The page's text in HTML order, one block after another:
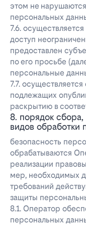
этом не
персональных
7.6.
доступ
предоставлен
по его просьбе
персональные
7.7.
подлежащих
раскрытию в
8. порядок
видов обработки
безопасность
обрабатываются
реализации
мер, необходимых
требований
защиты
8.1. Оператор
персональных